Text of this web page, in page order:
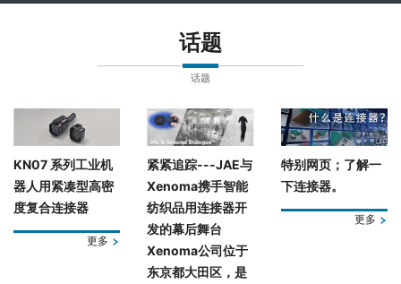
话题
话题
KN07 系列工业机
器人用紧凑型高密
度复合连接器
更多
紧紧追踪---JAE与
Xenoma携手智能
纺织品用连接器开
发的幕后舞台
Xenoma公司位于
东京都大田区，是
特别网页；了解一
下连接器。
更多